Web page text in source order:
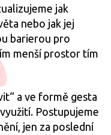
jak
nebo jak jej
barierou pro
menší prostor tím
a ve formě gesta
Postupujeme
jen za poslední